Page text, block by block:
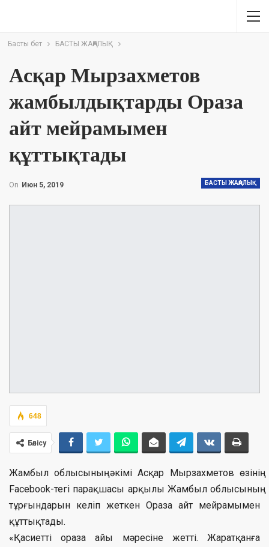
Басты бет БАСТЫ ЖАҢАЛЫҚ
Асқар Мырзахметов
жамбылдықтарды Ораза
айт мейрамымен
құттықтады
БАСТЫ ЖАҢАЛЫҚ
On Июн 5, 2019
648
Бөлісу
Жамбыл облысының әкімі Асқар Мырзахметов өзінің
Facebook-тегі парақшасы арқылы Жамбыл облысының
тұрғындарын келіп жеткен Ораза айт мейрамымен
құттықтады.
«Қасиетті ораза айы мәресіне жетті. Жаратқанға